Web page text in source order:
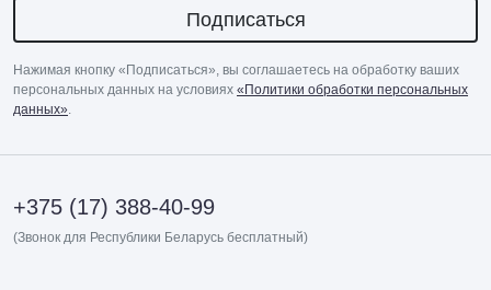
Подписаться
Нажимая кнопку «Подписаться», вы соглашаетесь на обработку ваших
персональных данных на условиях «Политики обработки персональных
данных»
+375 (17) 388-40-99
(Звонок для Республики Беларусь бесплатный)